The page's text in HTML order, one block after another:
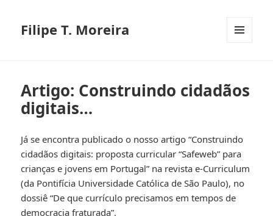
Filipe T. Moreira
Artigo: Construindo cidadãos
digitais…
Já se encontra publicado o nosso artigo “Construindo
cidadãos digitais: proposta curricular “Safeweb” para
crianças e jovens em Portugal” na revista e-Curriculum
(da Pontifícia Universidade Católica de São Paulo), no
dossiê “De que currículo precisamos em tempos de
democracia fraturada”.